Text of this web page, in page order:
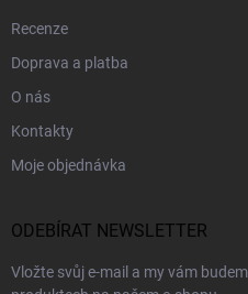
Recenze
Doprava a platba
O nás
Kontakty
Moje objednávka
ODEBÍRAT NEWSLETTER
Vložte svůj e-mail a my vám